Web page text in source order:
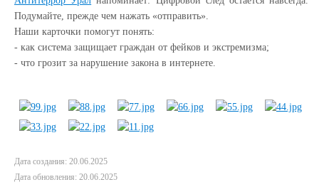
Подумайте, прежде чем нажать «отправить».
Наши карточки помогут понять:
- как система защищает граждан от фейков и экстремизма;
- что грозит за нарушение закона в интернете.
Дата создания: 20.06.2025
Дата обновления: 20.06.2025